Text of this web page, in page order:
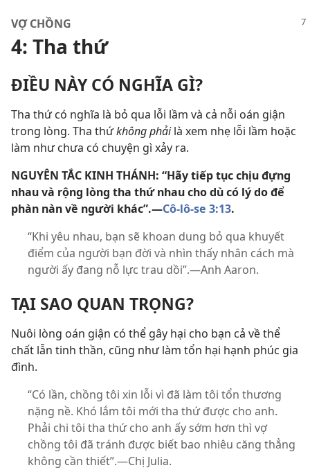
VỢ CHỒNG
4: Tha thứ
ĐIỀU NÀY CÓ NGHĨA GÌ?
Tha thứ có nghĩa là bỏ qua lỗi lầm và cả nỗi oán giận
trong lòng. Tha thứkhông phảilà xem nhẹ lỗi lầm hoặc
làm như chưa có chuyện gì xảy ra.
NGUYÊN TẮC KINH THÁNH: “Hãy tiếp tục chịu đựng
nhau và rộng lòng tha thứ nhau cho dù có lý do để
phàn nàn về người khác”.—Cô-lô-se 3:13.
“Khi yêu nhau, bạn sẽ khoan dung bỏ qua khuyết
điểm của người bạn đời và nhìn thấy nhân cách mà
người ấy đang nỗ lực trau dồi”.—Anh Aaron.
TẠI SAO QUAN TRỌNG?
Nuôi lòng oán giận có thể gây hại cho bạn cả về thể
chất lẫn tinh thần, cũng như làm tổn hại hạnh phúc gia
đình.
“Có lần, chồng tôi xin lỗi vì đã làm tôi tổn thương
nặng nề. Khó lắm tôi mới tha thứ được cho anh.
Phải chi tôi tha thứ cho anh ấy sớm hơn thì vợ
chồng tôi đã tránh được biết bao nhiêu căng thẳng
không cần thiết”.—Chị Julia.